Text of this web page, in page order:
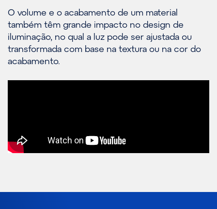
O volume e o acabamento de um material
também têm grande impacto no design de
iluminação, no qual a luz pode ser ajustada ou
transformada com base na textura ou na cor do
acabamento.